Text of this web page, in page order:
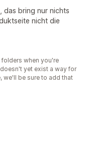
das bring nur nichts
nicht die
when you're
yet exist a way for
we'll be sure to add that